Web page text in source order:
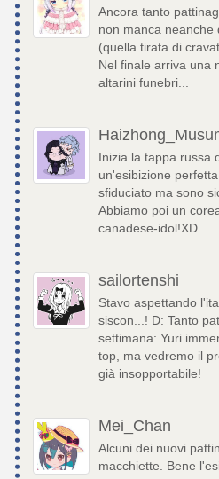
Ancora tanto
non manca neanche
(quella tirata di
Nel finale arriva una
altarini funebri...
Inizia la tappa russa
un'esibizione
sfiduciato ma sono
Abbiamo poi un
canadese-idol!XD
sailortenshi
Stavo aspettando
siscon...! D: Tanto
settimana: Yuri
top, ma vedremo il
già insopportabile!
Mei_Chan
Alcuni dei nuovi
macchiette. Bene